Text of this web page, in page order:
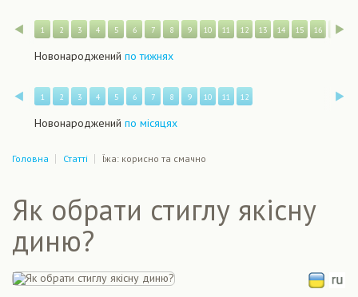
Назад
1 2 3 4 5 6 7 8 9 10 11 12 13 14 15 16 17
Новонароджений по тижнях
Назад
1 2 3 4 5 6 7 8 9 10 11 12
Новонароджений по місяцях
Головна Статті Їжа: корисно та смачно
Як обрати стиглу якісну
диню?